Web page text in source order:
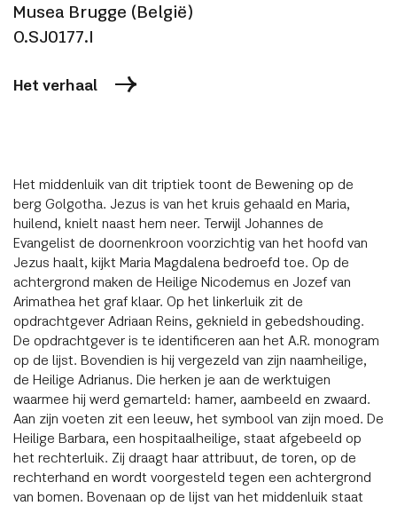
Musea Brugge (België)
O.SJ0177.I
Het verhaal
Het middenluik van dit triptiek toont de Bewening op de
berg Golgotha. Jezus is van het kruis gehaald en Maria,
huilend, knielt naast hem neer. Terwijl Johannes de
Evangelist de doornenkroon voorzichtig van het hoofd van
Jezus haalt, kijkt Maria Magdalena bedroefd toe. Op de
achtergrond maken de Heilige Nicodemus en Jozef van
Arimathea het graf klaar. Op het linkerluik zit de
opdrachtgever Adriaan Reins, geknield in gebedshouding.
De opdrachtgever is te identificeren aan het A.R. monogram
op de lijst. Bovendien is hij vergezeld van zijn naamheilige,
de Heilige Adrianus. Die herken je aan de werktuigen
waarmee hij werd gemarteld: hamer, aambeeld en zwaard.
Aan zijn voeten zit een leeuw, het symbool van zijn moed. De
Heilige Barbara, een hospitaalheilige, staat afgebeeld op
het rechterluik. Zij draagt haar attribuut, de toren, op de
rechterhand en wordt voorgesteld tegen een achtergrond
van bomen. Bovenaan op de lijst van het middenluik staat